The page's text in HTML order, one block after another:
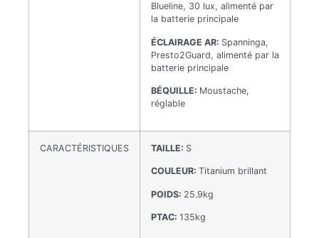
Blueline, 30 lux, alimenté par
la batterie principale
ÉCLAIRAGE AR: Spanninga,
Presto2Guard, alimenté par la
batterie principale
BÉQUILLE: Moustache,
réglable
CARACTÉRISTIQUES TAILLE: S
COULEUR: Titanium brillant
POIDS: 25.9kg
PTAC: 135kg